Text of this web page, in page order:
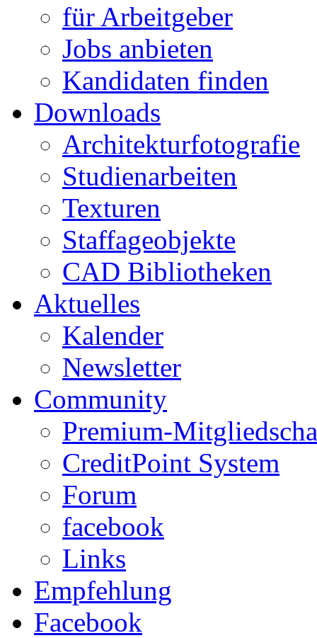
für Arbeitgeber
Jobs anbieten
Kandidaten finden
Downloads
Architekturfotografie
Studienarbeiten
Texturen
Staffageobjekte
CAD Bibliotheken
Aktuelles
Kalender
Newsletter
Community
Premium-
CreditPoint System
Forum
facebook
Links
Empfehlung
Facebook